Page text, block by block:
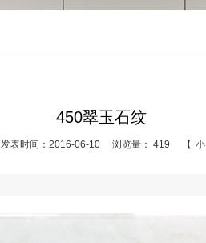
450翠玉石纹
发表时间：2016-06-10 浏览量： 419 【 小